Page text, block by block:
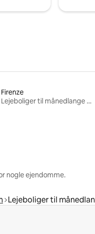
Firenze
Lejeboliger til månedlange ophold
nogle ejendomme.
Lejeboliger til